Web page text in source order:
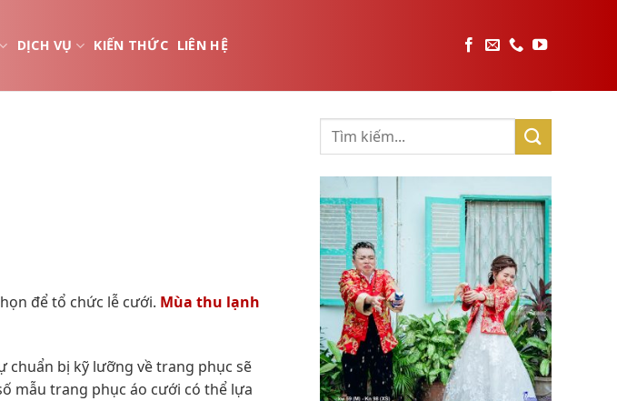
DỊCH VỤ KIẾN THỨC LIÊN HỆ
để tổ chức lễ cưới. Mùa thu lạnh
chuẩn bị kỹ lưỡng về trang phục sẽ
mẫu trang phục áo cưới có thể lựa